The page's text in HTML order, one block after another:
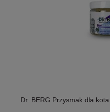
Dr. BERG Przysmak dla